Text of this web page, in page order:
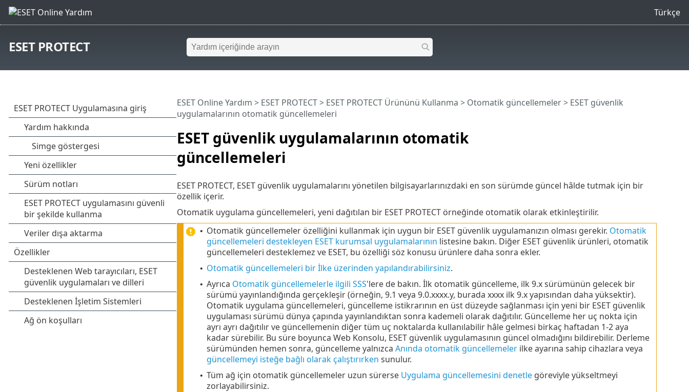
Türkçe
ESET PROTECT
ESET güvenlik uygulamalarının otomatik
güncellemeleri
ESET Online Yardım > ESET PROTECT> ESET PROTECT Ürününü Kullanma > Otomatik güncellemeler> ESET güvenlik
uygulamalarının otomatik güncellemeleri
ESET PROTECT, ESET güvenlik uygulamalarını yönetilen bilgisayarlarınızdaki en son sürümde güncel hâlde tutmak için bir
özellik içerir.
Otomatik uygulama güncellemeleri, yeni dağıtılan bir ESET PROTECT örneğinde otomatik olarak etkinleştirilir.
• Otomatik güncellemeler özelliğini kullanmak için uygun bir ESET güvenlik uygulamanızın olması gerekir. Otomatik
güncellemeleri destekleyen ESET kurumsal uygulamalarının listesine bakın. Diğer ESET güvenlik ürünleri, otomatik
güncellemeleri desteklemez ve ESET, bu özelliği söz konusu ürünlere daha sonra ekler.
• Otomatik güncellemeleri bir İlke üzerinden yapılandırabilirsiniz.
• Ayrıca Otomatik güncellemelerle ilgili SSS'lere de bakın. İlk otomatik güncelleme, ilk 9.x sürümünün gelecek bir
sürümü yayınlandığında gerçekleşir (örneğin, 9.1 veya 9.0.xxxx.y, burada xxxx ilk 9.x yapısından daha yüksektir).
Otomatik uygulama güncellemeleri, güncelleme istikrarının en üst düzeyde sağlanması için yeni bir ESET güvenlik
uygulaması sürümü dünya çapında yayınlandıktan sonra kademeli olarak dağıtılır. Güncelleme her uç nokta için
ayrı ayrı dağıtılır ve güncellemenin diğer tüm uç noktalarda kullanılabilir hâle gelmesi birkaç haftadan 1-2 aya
kadar sürebilir. Bu süre boyunca Web Konsolu, ESET güvenlik uygulamasının güncel olmadığını bildirebilir. Derleme
sürümünden hemen sonra, güncelleme yalnızca Anında otomatik güncellemelerilke ayarına sahip cihazlara veya
güncellemeyi isteğe bağlı olarak çalıştırırken sunulur.
• Tüm ağ için otomatik güncellemeler uzun sürerse Uygulama güncellemesini denetlegöreviyle yükseltmeyi
zorlayabilirsiniz.